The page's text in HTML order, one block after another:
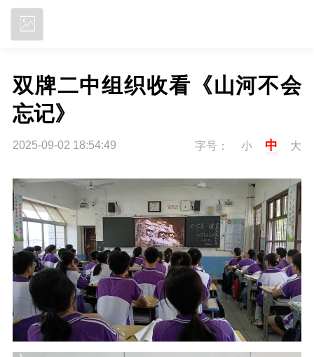
双牌二中组织收看《山河不会
忘记》
2025-09-02 18:54:49 字号： 小 中 大